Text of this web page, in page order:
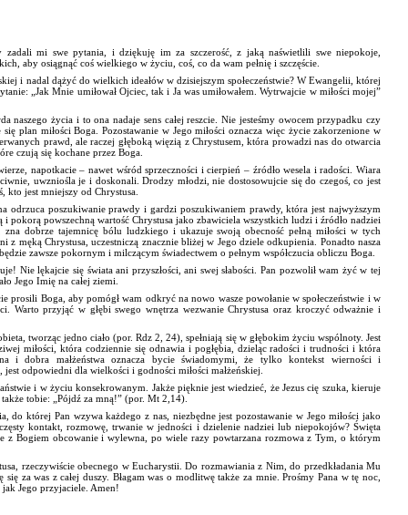
zadali mi swe pytania, i dziękuję im za szczerość, z jaką naświetlili swe niepokoje,
aby osiągnąć coś wielkiego w życiu, coś, co da wam pełnię i szczęście.
i nadal dążyć do wielkich ideałów w dzisiejszym społeczeństwie? W Ewangelii, której
„Jak Mnie umiłował Ojciec, tak i Ja was umiłowałem. Wytrwajcie w miłości mojej”
naszego życia i to ona nadaje sens całej reszcie. Nie jesteśmy owocem przypadku czy
plan miłości Boga. Pozostawanie w Jego miłości oznacza więc życie zakorzenione w
prawd, ale raczej głęboką więzią z Chrystusem, która prowadzi nas do otwarcia
czują się kochane przez Boga.
napotkacie – nawet wśród sprzeczności i cierpień – źródło wesela i radości. Wiara
uwzniośla je i doskonali. Drodzy młodzi, nie dostosowujcie się do czegoś, co jest
kto jest mniejszy od Chrystusa.
odrzuca poszukiwanie prawdy i gardzi poszukiwaniem prawdy, która jest najwyższym
pokorą powszechną wartość Chrystusa jako zbawiciela wszystkich ludzi i źródło nadziei
dobrze tajemnicę bólu ludzkiego i ukazuje swoją obecność pełną miłości w tych
z męką Chrystusa, uczestniczą znacznie bliżej w Jego dziele odkupienia. Ponadto nasza
zawsze pokornym i milczącym świadectwem o pełnym współczucia obliczu Boga.
Nie lękajcie się świata ani przyszłości, ani swej słabości. Pan pozwolił wam żyć w tej
Jego Imię na całej ziemi.
prosili Boga, aby pomógł wam odkryć na nowo wasze powołanie w społeczeństwie i w
Warto przyjąć w głębi swego wnętrza wezwanie Chrystusa oraz kroczyć odważnie i
tworząc jedno ciało (por. Rdz 2, 24), spełniają się w głębokim życiu wspólnoty. Jest
miłości, która codziennie się odnawia i pogłębia, dzieląc radości i trudności i która
i dobra małżeństwa oznacza bycie świadomymi, że tylko kontekst wierności i
odpowiedni dla wielkości i godności miłości małżeńskiej.
i w życiu konsekrowanym. Jakże pięknie jest wiedzieć, że Jezus cię szuka, kieruje
tobie: „Pójdź za mną!” (por. Mt 2,14).
której Pan wzywa każdego z nas, niezbędne jest pozostawanie w Jego miłości jako
kontakt, rozmowę, trwanie w jedności i dzielenie nadziei lub niepokojów? Święta
z Bogiem obcowanie i wylewna, po wiele razy powtarzana rozmowa z Tym, o którym
rzeczywiście obecnego w Eucharystii. Do rozmawiania z Nim, do przedkładania Mu
za was z całej duszy. Błagam was o modlitwę także za mnie. Prośmy Pana w tę noc,
Jego przyjaciele. Amen!